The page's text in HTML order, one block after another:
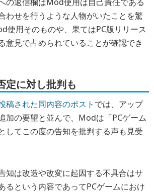
の返信欄はMod使用は自己責任である
わせを行うような人物がいたことを驚
使用そのものや、果てはPC版リリース
意見で占められていることが確認でき
定に対し批判も
稿された同内容のポスト では、アップ
加の要望と並んで、Modは「PCゲーム
してこの度の告知を批判する声も見受
知は改造や改変に起因する不具合はサ
るという内容であってPCゲームにおけ